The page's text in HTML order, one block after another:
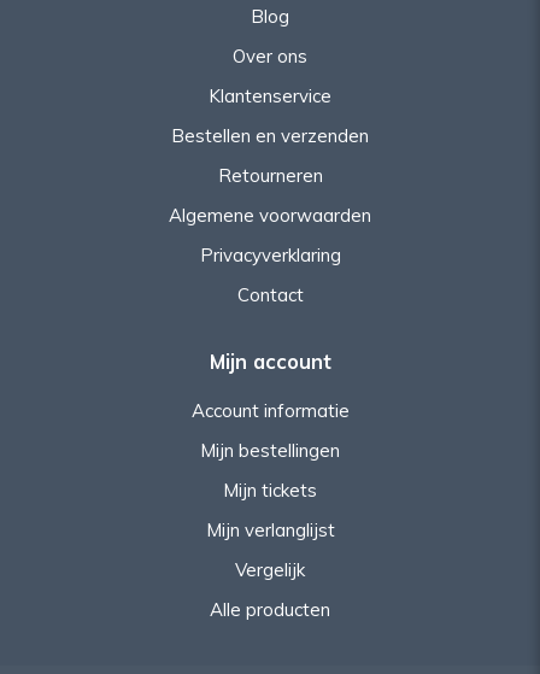
Blog
Over ons
Klantenservice
Bestellen en verzenden
Retourneren
Algemene voorwaarden
Privacyverklaring
Contact
Mijn account
Account informatie
Mijn bestellingen
Mijn tickets
Mijn verlanglijst
Vergelijk
Alle producten